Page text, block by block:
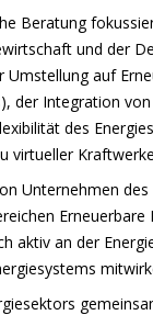
Beratung
und der
auf
der Integration
des
virtueller Kraftwerke
Unternehmen
Erneuerbare
aktiv an der